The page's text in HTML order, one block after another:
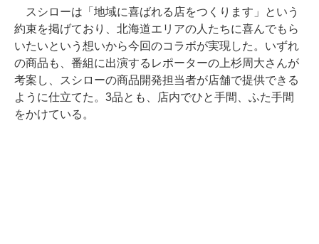
スシローは「地域に喜ばれる店をつくります」という
約束を掲げており、北海道エリアの人たちに喜んでもら
いたいという想いから今回のコラボが実現した。いずれ
の商品も、番組に出演するレポーターの上杉周大さんが
考案し、スシローの商品開発担当者が店舗で提供できる
ように仕立てた。3品とも、店内でひと手間、ふた手間
をかけている。